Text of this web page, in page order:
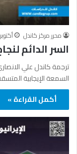
محرر مركز كاندل أكتوبر 30, 2023
السر الدائم
ترجمة كاندل علي
السمعة الإيجابية
أكمل القراءة »